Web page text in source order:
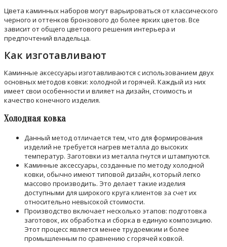
Цвета каминных наборов могут варьироваться от классического
черного и оттенков бронзового до более ярких цветов. Все
зависит от общего цветового решения интерьера и
предпочтений владельца.
Как изготавливают
Каминные аксессуары изготавливаются с использованием двух
основных методов ковки: холодной и горячей. Каждый из них
имеет свои особенности и влияет на дизайн, стоимость и
качество конечного изделия.
Холодная ковка
Данный метод отличается тем, что для формирования
изделий не требуется нагрев металла до высоких
температур. Заготовки из металла гнутся и штампуются.
Каминные аксессуары, созданные по методу холодной
ковки, обычно имеют типовой дизайн, который легко
массово производить. Это делает такие изделия
доступными для широкого круга клиентов за счет их
относительно невысокой стоимости.
Производство включает несколько этапов: подготовка
заготовок, их обработка и сборка в единую композицию.
Этот процесс является менее трудоемким и более
промышленным по сравнению с горячей ковкой.